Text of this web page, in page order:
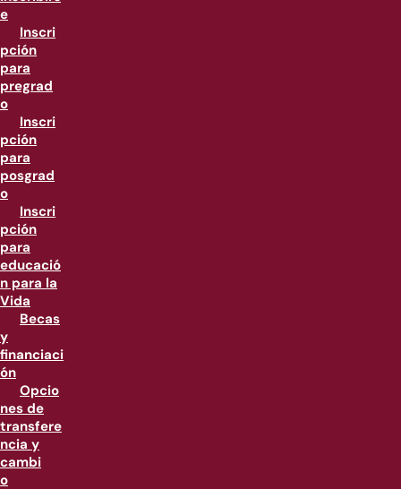
e
Inscri
pción
para
pregrad
o
Inscri
pción
para
posgrad
o
Inscri
pción
para
educació
n para la
Vida
Becas
y
financiaci
ón
Opcio
nes de
transfere
ncia y
cambi
o